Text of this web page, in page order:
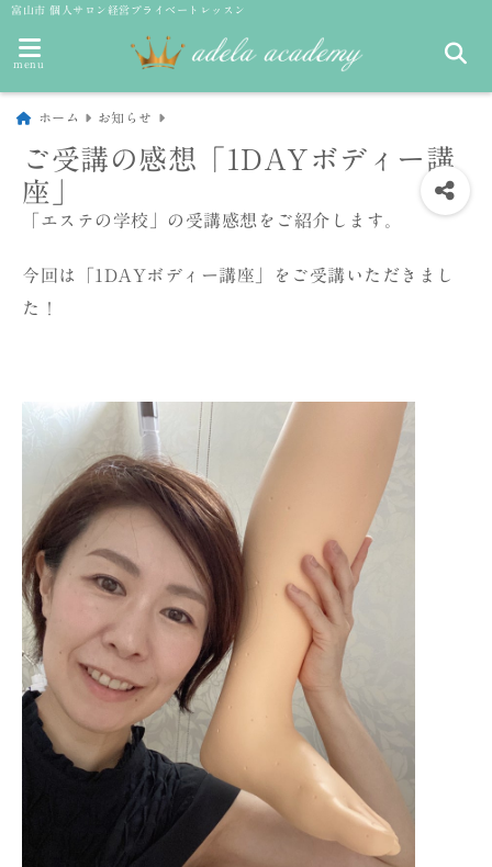
富山市 個人サロン経営プライベートレッスン
menu
ホーム お知らせ
ご受講の感想「1DAYボディー講
座」
「エステの学校」の受講感想をご紹介します。
今回は「1DAYボディー講座」をご受講いただきまし
た！